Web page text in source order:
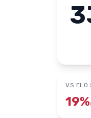
VS ELO
19%(